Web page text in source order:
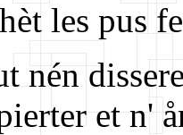
les pus
nén
et n'